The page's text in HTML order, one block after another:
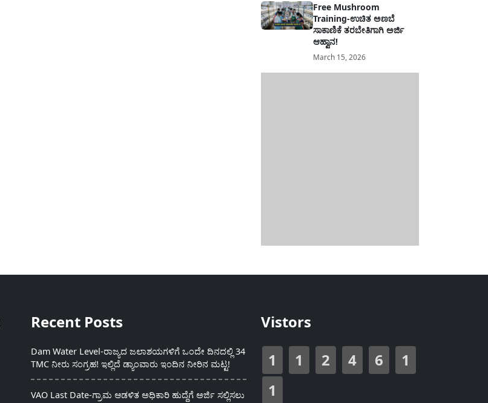
Free Mushroom
Training-ಉಚಿತ ಅಣಬೆ
ಸಾಕಾಣಿಕೆ ತರಬೇತಿಗಾಗಿ ಅರ್ಜಿ
ಆಹ್ವಾನ!
March 15, 2026
Recent Posts
Dam Water Level-ರಾಜ್ಯದ ಜಲಾಶಯಗಳಿಗೆ ಒಂದೇ ದಿನದಲ್ಲಿ 34
TMC ನೀರು ಸಂಗ್ರಹ! ಇಲ್ಲಿದೆ ಡ್ಯಾಂವಾರು ಇಂದಿನ ನೀರಿನ ಮಟ್ಟ!
VAO Last Date-ಗ್ರಾಮ ಆಡಳಿತ ಅಧಿಕಾರಿ ಹುದ್ದೆಗೆ ಅರ್ಜಿ ಸಲ್ಲಿಸಲು
Vistors
1
1 2 4 6
1
1